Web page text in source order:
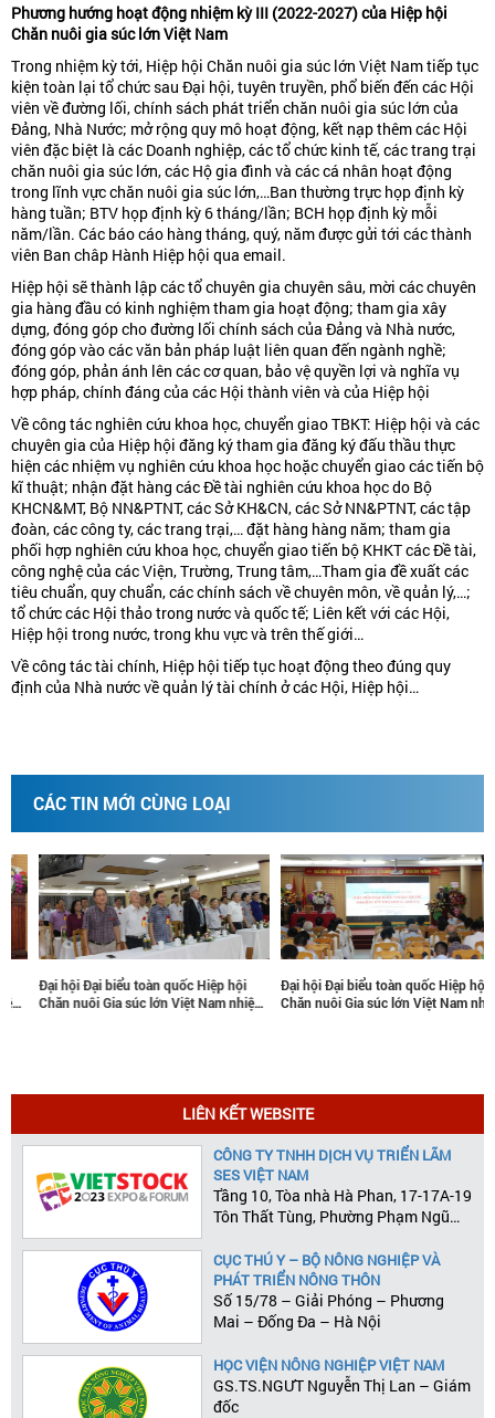
Phương hướng hoạt động nhiệm kỳ III (2022-2027) của Hiệp hội
Chăn nuôi gia súc lớn Việt Nam
Trong nhiệm kỳ tới, Hiệp hội Chăn nuôi gia súc lớn Việt Nam tiếp tục
kiện toàn lại tổ chức sau Đại hội, tuyên truyền, phổ biến đến các Hội
viên về đường lối, chính sách phát triển chăn nuôi gia súc lớn của
Đảng, Nhà Nước; mở rộng quy mô hoạt động, kết nạp thêm các Hội
viên đặc biệt là các Doanh nghiệp, các tổ chức kinh tế, các trang trại
chăn nuôi gia súc lớn, các Hộ gia đình và các cá nhân hoạt động
trong lĩnh vực chăn nuôi gia súc lớn,…Ban thường trực họp định kỳ
hàng tuần; BTV họp định kỳ 6 tháng/lần; BCH họp định kỳ mỗi
năm/lần. Các báo cáo hàng tháng, quý, năm được gửi tới các thành
viên Ban châp Hành Hiệp hội qua email.
Hiệp hội sẽ thành lập các tổ chuyên gia chuyên sâu, mời các chuyên
gia hàng đầu có kinh nghiệm tham gia hoạt động; tham gia xây
dựng, đóng góp cho đường lối chính sách của Đảng và Nhà nước,
đóng góp vào các văn bản pháp luật liên quan đến ngành nghề;
đóng góp, phản ánh lên các cơ quan, bảo vệ quyền lợi và nghĩa vụ
hợp pháp, chính đáng của các Hội thành viên và của Hiệp hội
Về công tác nghiên cứu khoa học, chuyển giao TBKT: Hiệp hội và các
chuyên gia của Hiệp hội đăng ký tham gia đăng ký đấu thầu thực
hiện các nhiệm vụ nghiên cứu khoa học hoặc chuyển giao các tiến bộ
kĩ thuật; nhận đặt hàng các Đề tài nghiên cứu khoa học do Bộ
KHCN&MT, Bộ NN&PTNT, các Sở KH&CN, các Sở NN&PTNT, các tập
đoàn, các công ty, các trang trại,… đặt hàng hàng năm; tham gia
phối hợp nghiên cứu khoa học, chuyển giao tiến bộ KHKT các Đề tài,
công nghệ của các Viện, Trường, Trung tâm,…Tham gia đề xuất các
tiêu chuẩn, quy chuẩn, các chính sách về chuyên môn, về quản lý,…;
tổ chức các Hội thảo trong nước và quốc tế; Liên kết với các Hội,
Hiệp hội trong nước, trong khu vực và trên thế giới…
Về công tác tài chính, Hiệp hội tiếp tục hoạt động theo đúng quy
định của Nhà nước về quản lý tài chính ở các Hội, Hiệp hội…
CÁC TIN MỚI CÙNG LOẠI
Hiệp hội
Nam nhiệm
Đại hội Đại biểu toàn quốc Hiệp hội
Chăn nuôi Gia súc lớn Việt Nam nhiệm
Đại hội Đại biểu toàn
Chăn nuôi Gia súc lớn
LIÊN KẾT WEBSITE
CÔNG TY TNHH DỊCH VỤ TRIỂN LÃM
SES VIỆT NAM
Tầng 10, Tòa nhà Hà Phan, 17-17A-19
Tôn Thất Tùng, Phường Phạm Ngũ
CỤC THÚ Y – BỘ NÔNG NGHIỆP VÀ
PHÁT TRIỂN NÔNG THÔN
Số 15/78 – Giải Phóng – Phương
Mai – Đống Đa – Hà Nội
HỌC VIỆN NÔNG NGHIỆP VIỆT NAM
GS.TS.NGƯT Nguyễn Thị Lan – Giám
đốc